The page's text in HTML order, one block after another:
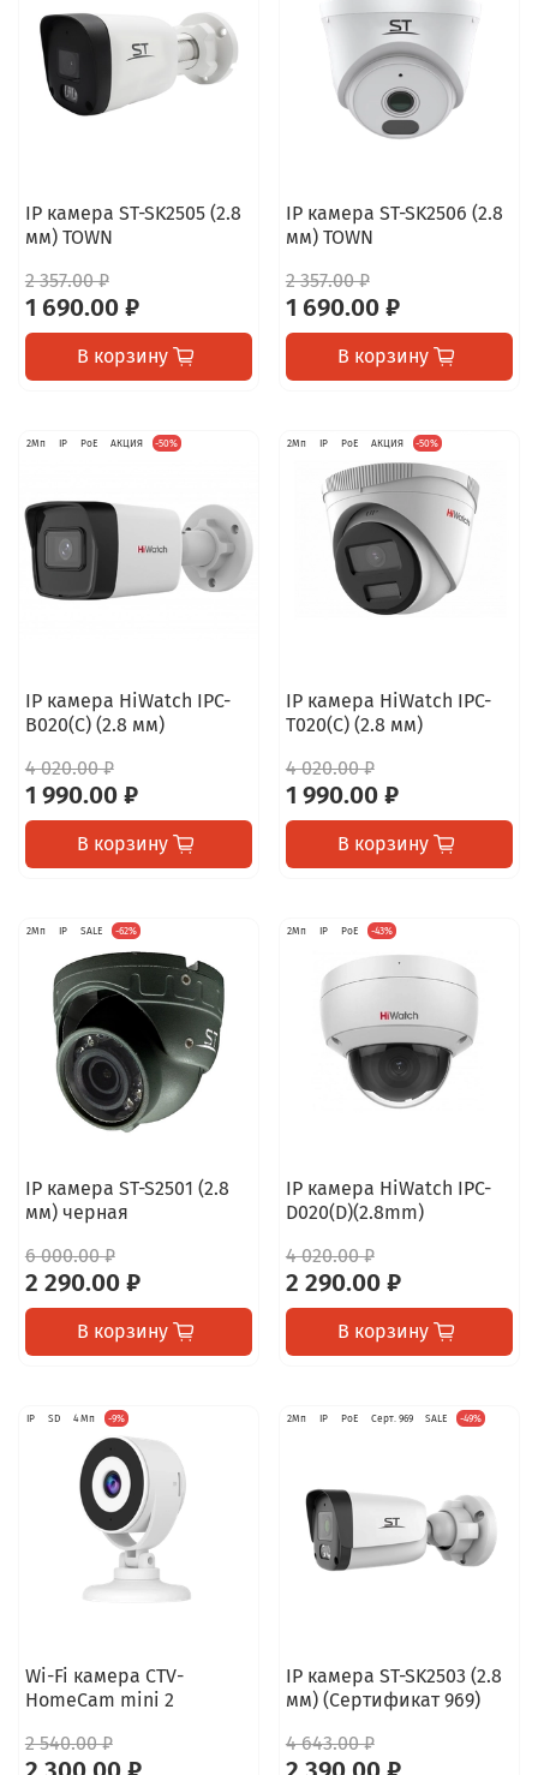
IP камера ST-SK2505 (2.8
мм) TOWN
2 357.00 ₽
1 690.00 ₽
В корзину
IP камера ST-SK2506 (2.8
мм) TOWN
2 357.00 ₽
1 690.00 ₽
В корзину
2Мп IP PoE АКЦИЯ -50%
IP камера HiWatch IPC-
B020(C) (2.8 мм)
4 020.00 ₽
1 990.00 ₽
В корзину
2Мп IP PoE АКЦИЯ -50%
IP камера HiWatch IPC-
T020(C) (2.8 мм)
4 020.00 ₽
1 990.00 ₽
В корзину
2Мп IP SALE -62%
IP камера ST-S2501 (2.8
мм) черная
6 000.00 ₽
2 290.00 ₽
В корзину
2Мп IP PoE -43%
IP камера HiWatch IPC-
D020(D)(2.8mm)
4 020.00 ₽
2 290.00 ₽
В корзину
IP SD 4 Мп -9%
Wi-Fi камера CTV-
HomeCam mini 2
2 540.00 ₽
2Мп IP PoE Серт. 969 SALE -49%
IP камера ST-SK2503 (2.8
мм) (Сертификат 969)
4 643.00 ₽